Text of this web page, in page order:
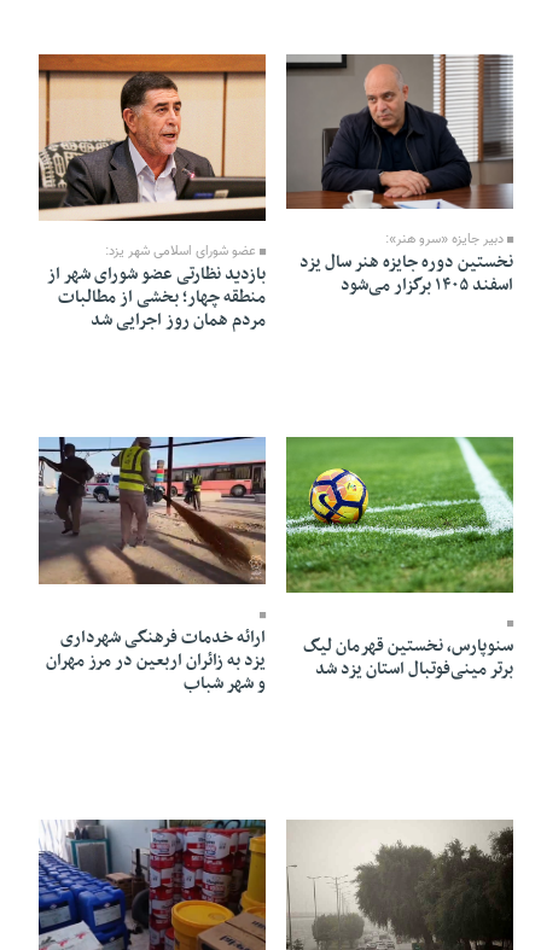
دبیر جایزه «سرو هنر»:
نخستین دوره جایزه هنر سال یزد
اسفند ۱۴۰۵ برگزار می‌شود
12 Mordad 1405 - 18:54
عضو شورای اسلامی شهر یزد:
بازدید نظارتی عضو شورای شهر از
منطقه چهار؛ بخشی از مطالبات
مردم همان روز اجرایی شد
12 Mordad 1405 - 18:50
سنوپارس، نخستین قهرمان لیگ
برتر مینی‌فوتبال استان یزد شد
12 Mordad 1405 - 18:48
ارائه خدمات فرهنگی شهرداری
یزد به زائران اربعین در مرز مهران
و شهر شباب
12 Mordad 1405 - 18:45